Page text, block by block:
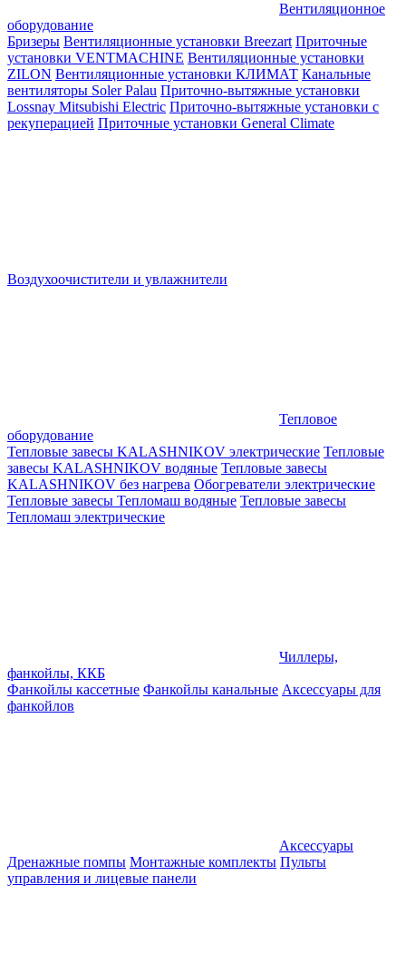
Вентиляционное
оборудование
Бризеры Вентиляционные установки Breezart Приточные
установки VENTMACHINE Вентиляционные установки
ZILON Вентиляционные установки КЛИМАТ Канальные
вентиляторы Soler Palau Приточно-вытяжные установки
Lossnay Mitsubishi Electric Приточно-вытяжные установки с
рекуперацией Приточные установки General Climate
Воздухоочистители и увлажнители
Тепловое
оборудование
Тепловые завесы KALASHNIKOV электрические Тепловые
завесы KALASHNIKOV водяные Тепловые завесы
KALASHNIKOV без нагрева Обогреватели электрические
Тепловые завесы Тепломаш водяные Тепловые завесы
Тепломаш электрические
Чиллеры,
фанкойлы, ККБ
Фанкойлы кассетные Фанкойлы канальные Аксессуары для
фанкойлов
Аксессуары
Дренажные помпы Монтажные комплекты Пульты
управления и лицевые панели